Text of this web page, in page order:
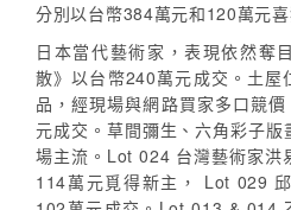
分別以台幣384萬元和120萬元喜
日本當代藝術家，表現依然奪
散》以台幣240萬元成交。土
品，經現場與網路買家多口競
元成交。草間彌生、六角彩子
場主流。Lot 024 台灣藝術家洪
114萬元覓得新主， Lot 029